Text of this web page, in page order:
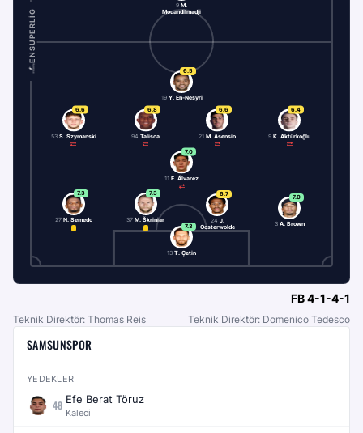
ENSUPERLIG
9 M.
Mouandilmadji
7.3
13 T. Çetin
7.3
27 N. Semedo
7.3
37 M. Škriniar
6.7
24 J.
Oosterwolde
7.0
3 A. Brown
7.0
11 E. Álvarez
6.6
53 S. Szymanski
6.8
94 Talisca
6.6
21 M. Asensio
6.4
9 K. Aktürkoğlu
6.5
19 Y. En-Nesyri
FB4-1-4-1
Teknik Direktör: Thomas Reis Teknik Direktör: Domenico Tedesco
SAMSUNSPOR
YEDEKLER
48 Efe Berat Töruz
Kaleci